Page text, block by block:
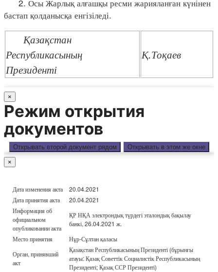
2. Осы Жарлық алғашқы ресми жарияланған күнінен
бастап қолданысқа енгізіледі.
Қазақстан
Республикасының
Президенті
Қ.Тоқаев
×
Режим открытия
документов
Открывать второй документ рядом Открывать в этом же окне
×
Дата изменения акта
20.04.2021
Дата принятия акта
20.04.2021
Информация об
официальном
опубликовании акта
ҚР НҚА электрондық түрдегі эталондық бақылау
банкі, 26.04.2021 ж.
Место принятия
Нұр-Сұлтан қаласы
Орган, принявший
акт
Қазақстан Республикасының Президенті (бұрынғы
атауы: Қазақ Советтік Социалистік Республикасының
Президенті; Қазақ ССР Президенті)